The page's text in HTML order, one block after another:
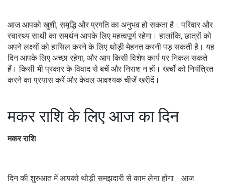
आज आपको खुशी, समृद्धि और प्रगति का अनुभव हो सकता है। परिवार और
स्वास्थ्य साथी का समर्थन आपके लिए महत्वपूर्ण रहेगा। हालांकि, छात्रों को
अपने लक्ष्यों को हासिल करने के लिए थोड़ी मेहनत करनी पड़ सकती है। यह
दिन आपके लिए अच्छा रहेगा, और आप किसी विशेष कार्य पर निकल सकते
हैं। किसी भी प्रकार के विवाद से बचें और निराश न हों। खर्चों को नियंत्रित
करने का प्रयास करें और केवल आवश्यक चीजें खरीदें।
मकर राशि के लिए आज का दिन
मकर राशि
दिन की शुरुआत में आपको थोड़ी समझदारी से काम लेना होगा। आज